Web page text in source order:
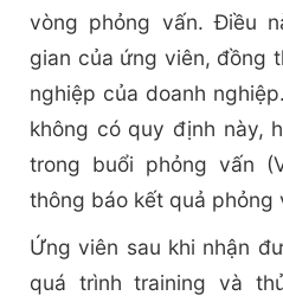
vòng phỏng vấn. Điều
gian của ứng viên, đồng
nghiệp của doanh
không có quy định này,
trong buổi phỏng vấn
thông báo kết quả phỏng
Ứng viên sau khi nhận
quá trình training và